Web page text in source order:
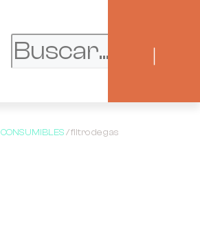
CONSUMIBLES / filtro de gas